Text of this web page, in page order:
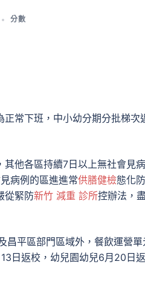
分數
常下班，中小幼分期分批梯次
各區持續7日以上無社會見
病例的區進進常供膳健檢態化
從緊防新竹 減重 診所控辦法，
平區部門區域外，餐飲運營單
日返校，幼兒園幼兒6月20日